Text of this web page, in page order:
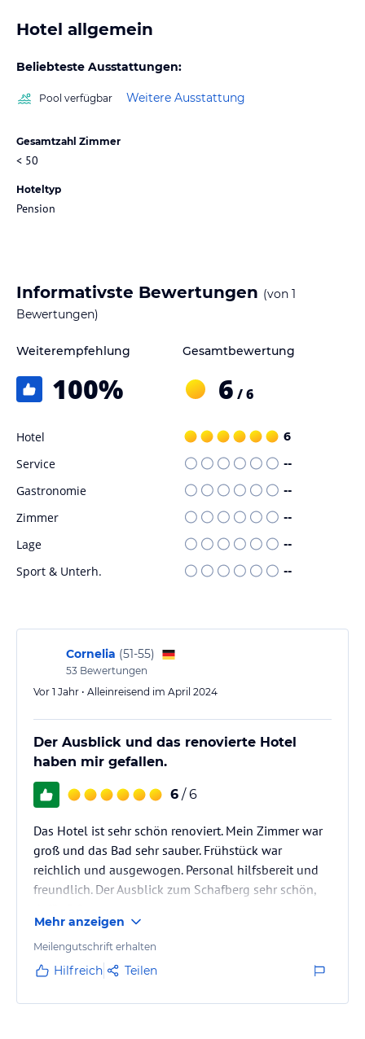
Hotel allgemein
Beliebteste Ausstattungen:
Pool verfügbar Weitere Ausstattung
Gesamtzahl Zimmer
< 50
Hoteltyp
Pension
Informativste Bewertungen (von 1
Bewertungen)
Weiterempfehlung
100%
Gesamtbewertung
6 / 6
Hotel 6
Service --
Gastronomie --
Zimmer --
Lage --
Sport & Unterh. --
Cornelia (51-55)
53 Bewertungen
Vor 1 Jahr • Alleinreisend im April 2024
Der Ausblick und das renovierte Hotel
haben mir gefallen.
6 / 6
Das Hotel ist sehr schön renoviert. Mein Zimmer war
groß und das Bad sehr sauber. Frühstück war
reichlich und ausgewogen. Personal hilfsbereit und
freundlich. Der Ausblick zum Schafberg sehr schön,
Mehr anzeigen
Meilengutschrift erhalten
Hilfreich Teilen